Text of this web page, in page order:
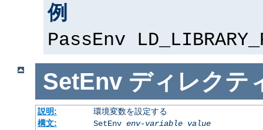
例
PassEnv
SetEnv ディレクテ
説明:
環境変数を設定する
構文:
SetEnv env-variable value